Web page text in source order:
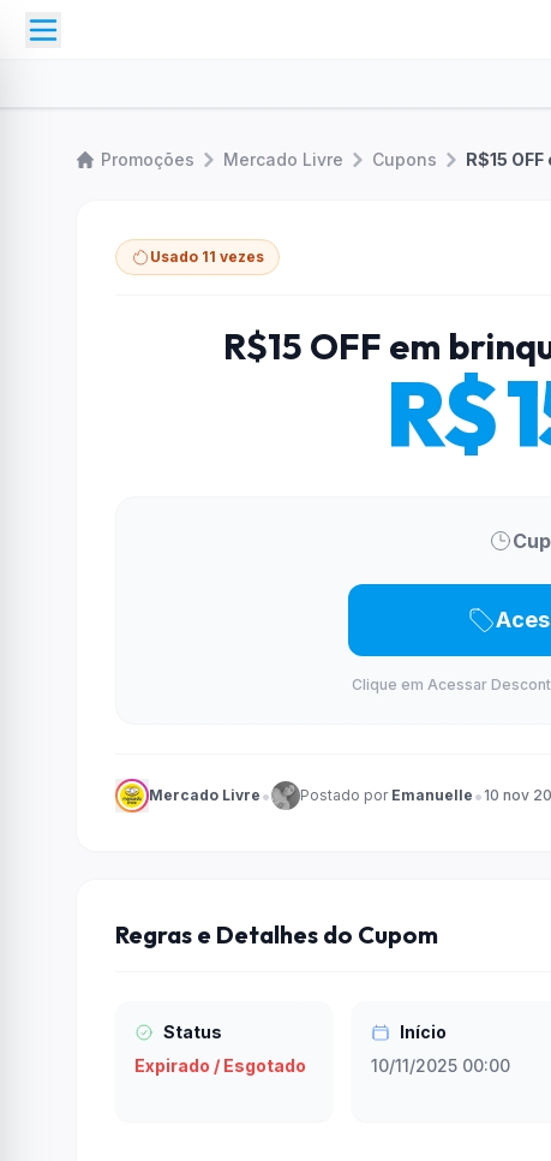
Promoções Mercado Livre Cupons R$15
Usado 11 vezes
R$15 OFF em
R$
Clique em Acessar
Mercado Livre • Postado por Emanuelle •10 nov
Regras e Detalhes do Cupom
Status
Expirado / Esgotado
Início
10/11/2025 00:00